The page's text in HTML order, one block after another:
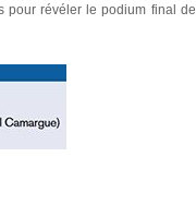
pour révéler le podium final de